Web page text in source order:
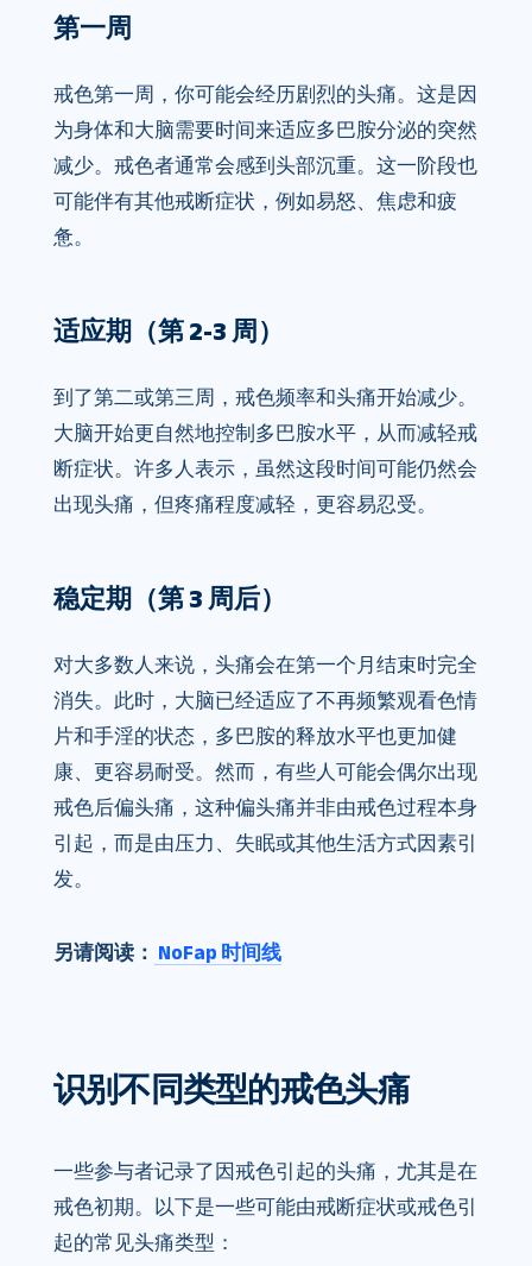
第一周
戒色第一周，你可能会经历剧烈的头痛。这是因
为身体和大脑需要时间来适应多巴胺分泌的突然
减少。戒色者通常会感到头部沉重。这一阶段也
可能伴有其他戒断症状，​​例如易怒、焦虑和疲
惫。
适应期（第 2-3 周）
到了第二或第三周，戒色频率和头痛开始减少。
大脑开始更自然地控制多巴胺水平，从而减轻戒
断症状。许多人表示，虽然这段时间可能仍然会
出现头痛，但疼痛程度减轻，更容易忍受。
稳定期（第 3 周后）
对大多数人来说，头痛会在第一个月结束时完全
消失。此时，大脑已经适应了不再频繁观看色情
片和手淫的状态，多巴胺的释放水平也更加健
康、更容易耐受。然而，有些人可能会偶尔出现
戒色后偏头痛，这种偏头痛并非由戒色过程本身
引起，而是由压力、失眠或其他生活方式因素引
发。
另请阅读： NoFap 时间线
识别不同类型的戒色头痛
一些参与者记录了因戒色引起的头痛，尤其是在
戒色初期。以下是一些可能由戒断症状或戒色引
起的常见头痛类型：